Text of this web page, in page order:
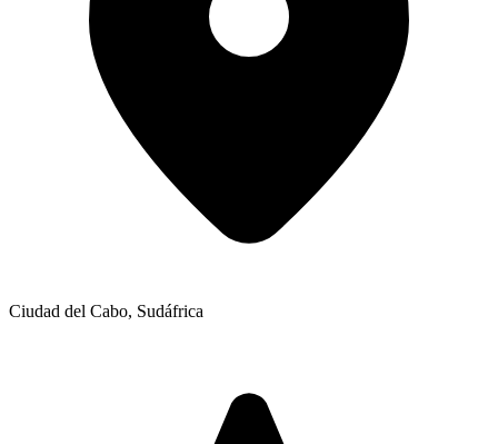
Ciudad del Cabo, Sudáfrica